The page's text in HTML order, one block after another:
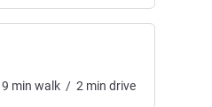
9 min walk / 2 min drive